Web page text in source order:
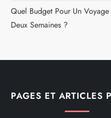
Quel Budget Pour Un
Deux Semaines ?
PAGES ET ARTICLES